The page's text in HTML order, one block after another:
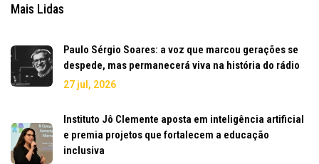
Mais Lidas
Paulo Sérgio Soares: a voz que marcou gerações se
despede, mas permanecerá viva na história do rádio
27 jul, 2026
Instituto Jô Clemente aposta em inteligência artificial
e premia projetos que fortalecem a educação
inclusiva